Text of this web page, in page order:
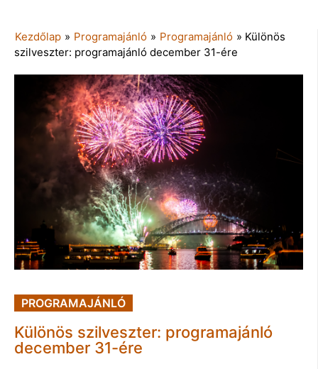
Kezdőlap » Programajánló » Programajánló » Különös
szilveszter: programajánló december 31-ére
PROGRAMAJÁNLÓ
Különös szilveszter: programajánló
december 31-ére